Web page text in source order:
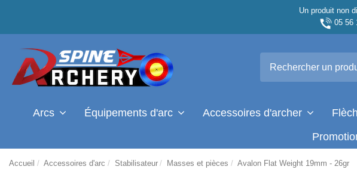
Un produit non
05 56
Arcs Équipements d'arc Accessoires d'archer
Accueil Accessoires d'arc Stabilisateur Masses et pièces Avalon Flat Weight 19mm - 26gr